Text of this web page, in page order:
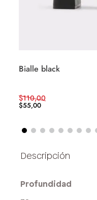
Bialle black
$110,00
$55,00
Profundidad